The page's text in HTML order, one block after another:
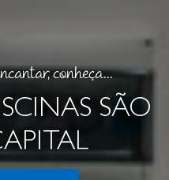
conheça...
SÃO